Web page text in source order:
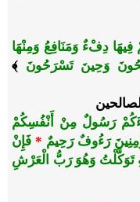
فِيهَا دِفْءٌ وَمَنَافِعُ وَمِنْهَا
وَحِينَ تَسْرَحُونَ ﴾
رَسُولٌ مِنْ أَنْفُسِكُمْ
رَءُوفٌ رَحِيمٌ *فَإِنْ
تَوَكَّلْتُ وَهُوَ رَبُّ الْعَرْشِ